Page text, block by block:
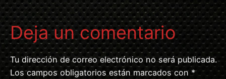
Deja un comentario
Tu dirección de correo electrónico no será publicada.
Los campos obligatorios están marcados con*